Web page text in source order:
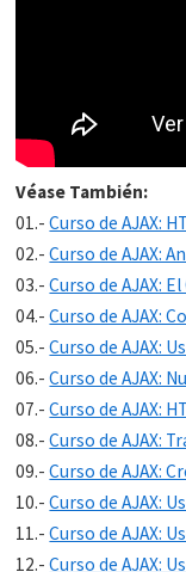
Véase También:
01.-Curso de AJAX:
02.-Curso de AJAX:
03.-Curso de AJAX:
04.-Curso de AJAX:
05.-Curso de AJAX:
06.-Curso de AJAX:
07.-Curso de AJAX:
08.-Curso de AJAX:
09.-Curso de AJAX:
10.-Curso de AJAX:
11.-Curso de AJAX:
12.-Curso de AJAX: